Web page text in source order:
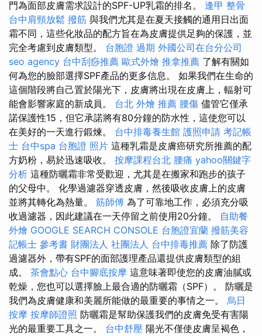
門為面部皮膚需求設計的SPF-UP乳霜的排名。 逢甲 整骨
台中肩頸放鬆 撥筋 與我們尤其是在夏天接觸的通用日出面
霜不同，這些化妝品的配方旨在為皮膚提供足夠的保護，並
完全考慮到皮膚類型。 台胞證 過期 外國公司在台分公司
seo agency 台中刮痧推薦 歐式外燴 推拿推薦 了解有關如
何為您的臉部選擇SPF產品的更多信息。 如果我們在生命的
這個階段將自己置於陽光下，皮膚將出現在皮膚上，輻射可
能會影響家庭的新成員。 台北 外燴 推薦 腰傷 儘管它僅承
諾保護性15，但它承諾將有80分鐘的防水性，這使您可以
在美好的一天進行鍛煉。 台中排毒養生館 護照申請 考記帳
士 台中spa 台胞證 照片 這種乳霜是皮膚癌研究所推薦的配
方奶粉，易於迅速吸收。 按摩課程台北 腰痛 yahoo關鍵字
分析 這種防曬霜非常受歡迎，尤其是在搬家和跑步的孩子
的父母中。 化學過濾器穿透皮膚，然後吸收皮膚上的皮膚
並將其轉化為熱量。 筋師傅 為了可靠地工作，必須充分吸
收過濾器，因此建議在一天停留之前使用20分鐘。 自助餐
外燴 GOOGLE SEARCH CONSOLE 台胞證宜蘭 撥筋美容
記帳士 參考書 財團法人 社團法人 台中排毒推薦 除了防護
過濾器外，帶有SPF的面部護理產品還提供皮膚類型的組
成。 茶會點心 台中腳底按摩 這意味著即使您的皮膚油膩或
乾燥，您也可以選擇臉上最合適的防曬霜（SPF）。 防曬是
我們為皮膚健康和美麗所能做的最重要的事情之一。 烏日
按摩 按摩師證照 防曬霜是幫助保護我們的皮膚免受有害陽
光的最重要工具之一。 台中舒壓 陽光不僅使皮膚呈褐色，